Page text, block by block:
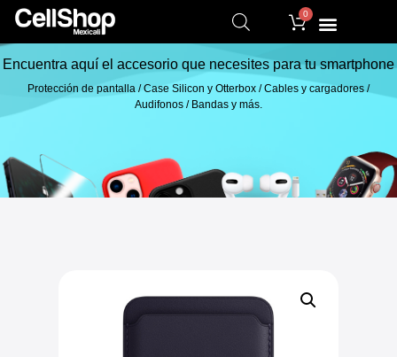
0
Encuentra aquí el accesorio que necesites para tu smartphone
Protección de pantalla / Case Silicon y Otterbox / Cables y cargadores /
Audifonos / Bandas y más.